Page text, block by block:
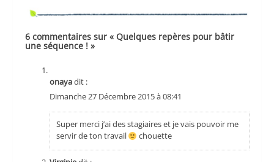
6 commentaires sur « Quelques repères pour bâtir
une séquence ! »
onayadit :
Dimanche 27 Décembre 2015 à 08:41
Super merci j’ai des stagiaires et je vais pouvoir me
servir de ton travail
chouette